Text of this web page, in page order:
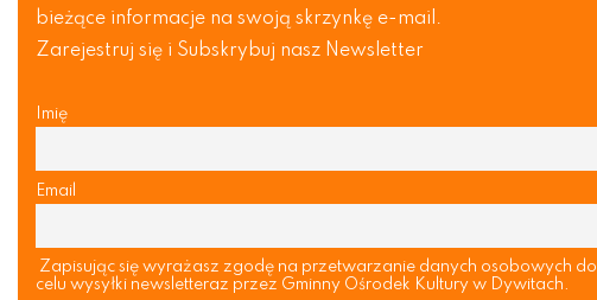
bieżące informacje na swoją skrzynkę e-mail.
Zarejestruj się i Subskrybuj nasz Newsletter
Imię
Email
Zapisując się wyrażasz zgodę na przetwarzanie danych osobowych do
celu wysyłki newsletteraz przez Gminny Ośrodek Kultury w Dywitach.